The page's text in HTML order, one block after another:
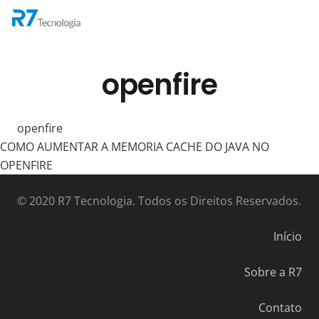
openfire
openfire
COMO AUMENTAR A MEMORIA CACHE DO JAVA NO
OPENFIRE
© 2020 R7 Tecnologia. Todos os Direitos Reservados.
Início
Sobre a R7
Contato